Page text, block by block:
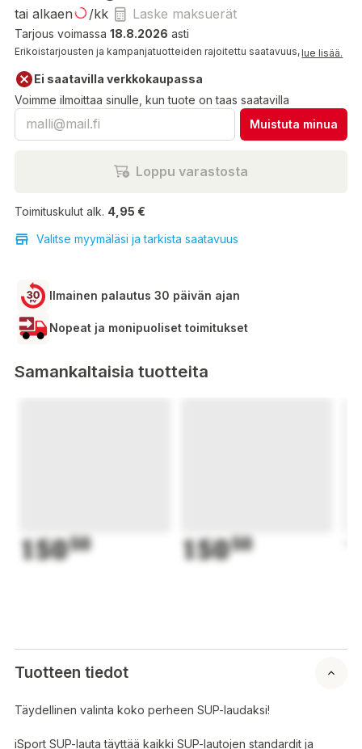
tai alkaen /kk Laske maksuerät
Tarjous voimassa 18.8.2026 asti
Erikoistarjousten ja kampanjatuotteiden rajoitettu saatavuus,lue lisää.
Ei saatavilla verkkokaupassa
Voimme ilmoittaa sinulle, kun tuote on taas saatavilla
Muistuta minua
Loppu varastosta
Toimituskulut alk. 4,95 €
Valitse myymäläsi ja tarkista saatavuus
Ilmainen palautus 30 päivän ajan
Nopeat ja monipuoliset toimitukset
Samankaltaisia tuotteita
15050 15050
Tuotteen tiedot
Täydellinen valinta koko perheen SUP-laudaksi!
iSport SUP-lauta täyttää kaikki SUP-lautojen standardit ja